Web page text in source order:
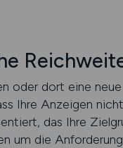
oder dort eine neue
Ihre Anzeigen
das Ihre
um die